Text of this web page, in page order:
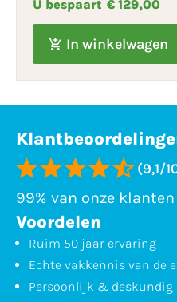
U bespaart € 129,00
In winkelwagen
(9,1/
99% van onze
Voordelen
Ruim 50 jaar ervaring
Echte vakkennis van de
Persoonlijk & deskundig